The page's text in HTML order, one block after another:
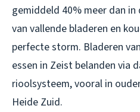
gemiddeld 40% meer dan
van vallende bladeren en
perfecte storm. Bladeren
essen in Zeist belanden via
rioolsysteem, vooral in
Heide Zuid.